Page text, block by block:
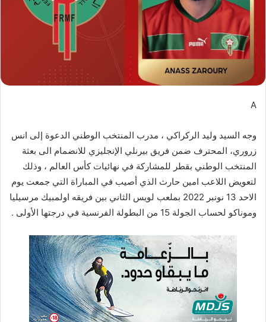
ا
ل
ي
ا
A
وجه السيد وليد الركراكي ، مدرب المنتخب الوطني الدعوة إلى انس
زروري، المحترف ضمن فريق بيرنلي الإنجليزي للانضمام الى بعثة
المنتخب الوطني بقطر للمشاركة في نهائيات كأس العالم ، وذلك
لتعويض اللاعب امين حارث الذي أصيب في المباراة التي جمعت يوم
الاحد 13 نونبر 2022 بملعب لويس الثاني بين فريقه اولمبيك مرسيليا
وموناكو لحساب الجولة 15 من البطولة الفرنسية في درجتها الأولى .